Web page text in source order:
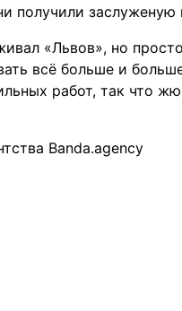
получили заслуженую
«Львов», но
всё больше и
работ, так что
Banda.agency